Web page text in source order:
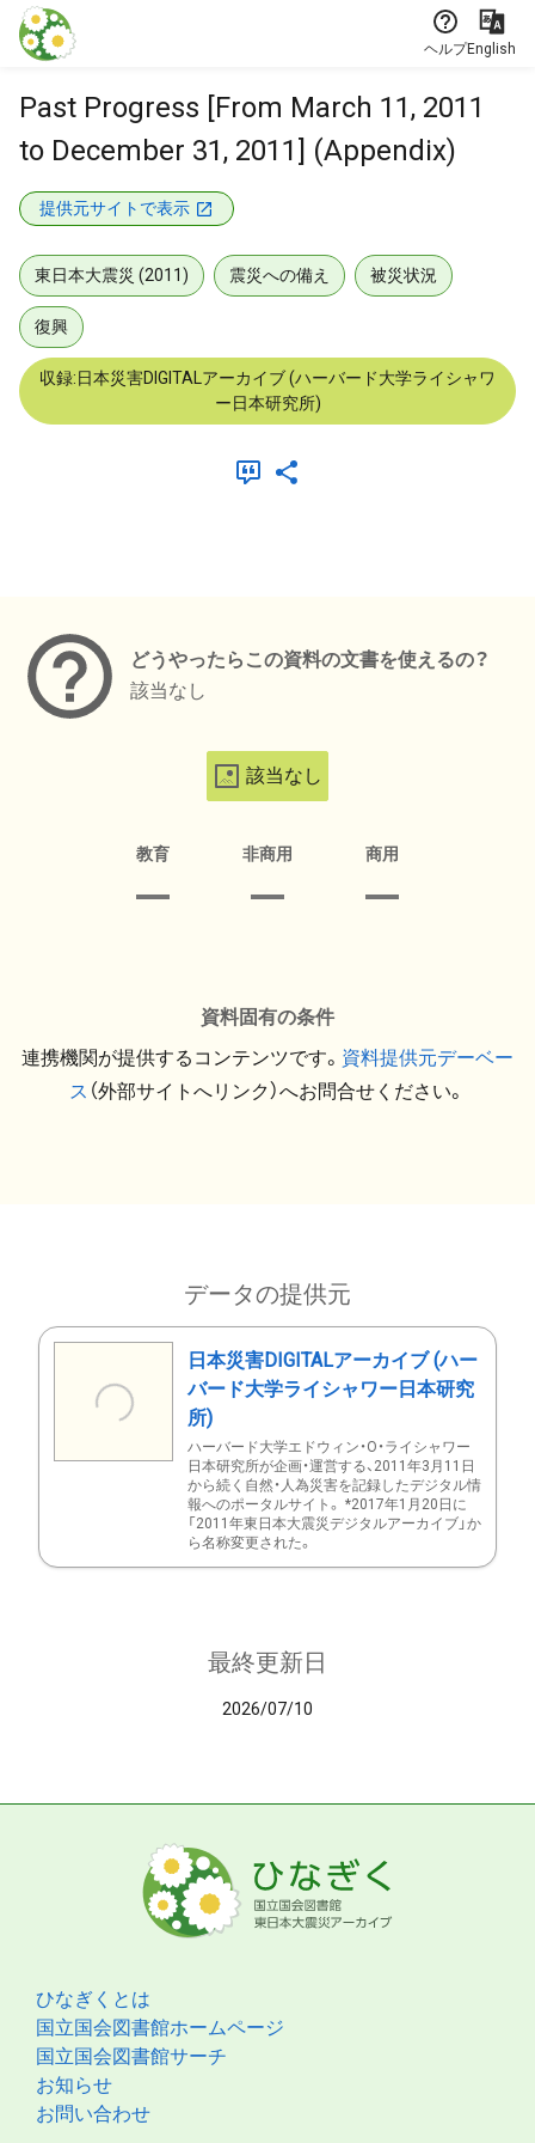
本文に飛ぶ
ヘルプEnglish
Past Progress [From March 11, 2011
to December 31, 2011] (Appendix)
提供元サイトで表示
東日本大震災 (2011) 震災への備え 被災状況
復興
収録:日本災害DIGITALアーカイブ (ハーバード大学ライシャワ
ー日本研究所)
どうやったらこの資料の文書を使えるの？
該当なし
該当なし
教育 非商用 商用
資料固有の条件
連携機関が提供するコンテンツです。 資料提供元デーベー
ス （外部サイトへリンク）へお問合せください。
データの提供元
日本災害DIGITALアーカイブ (ハー
バード大学ライシャワー日本研究
所)
ハーバード大学エドウィン・O・ライシャワー
日本研究所が企画・運営する、2011年3月11日
から続く自然・人為災害を記録したデジタル情
報へのポータルサイト。 *2017年1月20日に
「2011年東日本大震災デジタルアーカイブ」か
ら名称変更された。
最終更新日
2026/07/10
ひなぎくとは
国立国会図書館ホームページ
国立国会図書館サーチ
お知らせ
お問い合わせ